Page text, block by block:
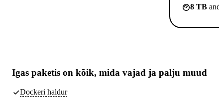
8 TB
Igas paketis on kõik, mida vajad ja palju muud
Dockeri haldur